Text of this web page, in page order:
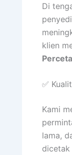
Di
klien
✅
Kami
lama,
dicetak